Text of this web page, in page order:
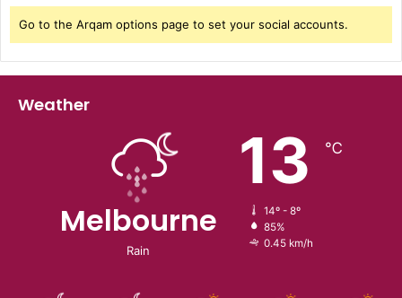
Go to the Arqam options page to set your social accounts.
Weather
Melbourne
Rain
13 ℃
14º - 8º
85%
0.45 km/h